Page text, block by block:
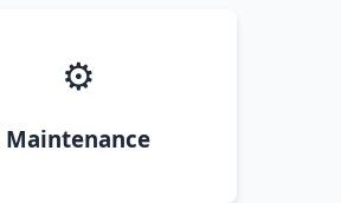
⚙️
Maintenance